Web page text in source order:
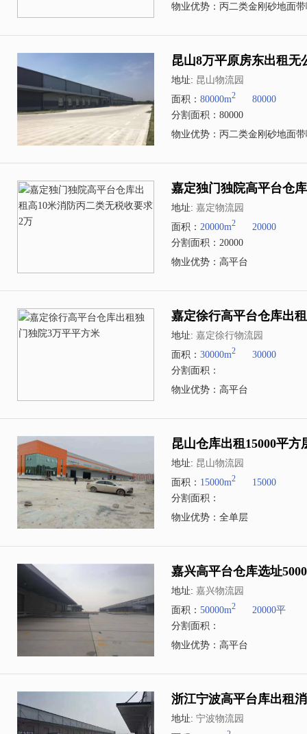
物业优势：丙二类金刚砂地面
昆山8万平原房东出租
地址: 昆山物流园
面积： 80000m2 80000
分割面积：80000
物业优势：丙二类金刚砂地面
嘉定独门独院高平台仓
地址: 嘉定物流园
面积： 20000m2 20000
分割面积：20000
物业优势：高平台
嘉定徐行高平台仓库出
地址: 嘉定徐行物流园
面积： 30000m2 30000
分割面积：
物业优势：高平台
昆山仓库出租15000平
地址: 昆山物流园
面积： 15000m2 15000
分割面积：
物业优势：全单层
嘉兴高平台仓库选址
地址: 嘉兴物流园
面积： 50000m2 20000平
分割面积：
物业优势：高平台
浙江宁波高平台库出租
地址: 宁波物流园